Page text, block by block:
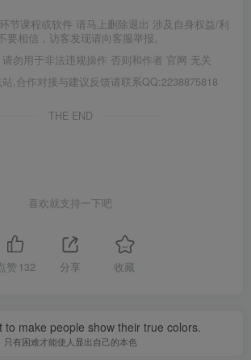
节课程或软件 请马上删除退出 涉及自身权益/利
要相信，访客发现请向客服举报。
勿用于非法违规操作 否则和作者 官网 无关
,合作对接与建议反馈请联系QQ:2238875818
THE END
喜欢就支持一下吧
赞 132 分享 收藏
to make people show their true colors.
只有困难才能使人显出自己的本色